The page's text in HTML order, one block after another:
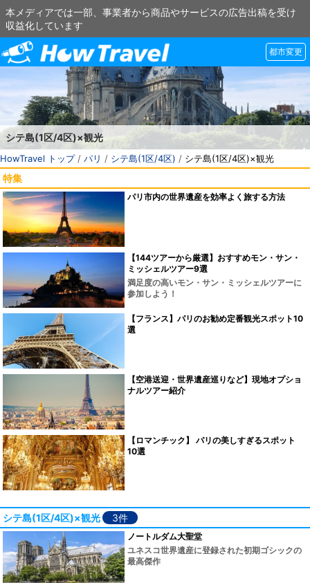
本メディアでは一部、事業者から商品やサービスの広告出稿を受け
収益化しています
都市変更
シテ島(1区/4区)×観光
HowTravel トップ/ パリ / シテ島(1区/4区) / シテ島(1区/4区)×観光
特集
パリ市内の世界遺産を効率よく旅する方法
【144ツアーから厳選】おすすめモン・サン・
ミッシェルツアー9選
満足度の高いモン・サン・ミッシェルツアーに
参加しよう！
【フランス】パリのお勧め定番観光スポット10
選
【空港送迎・世界遺産巡りなど】現地オプショ
ナルツアー紹介
【ロマンチック】 パリの美しすぎるスポット
10選
シテ島(1区/4区)×観光 3件
ノートルダム大聖堂
ユネスコ世界遺産に登録された初期ゴシックの
最高傑作